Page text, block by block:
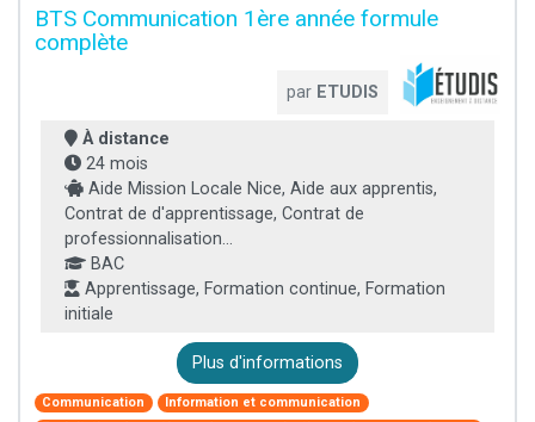
BTS Communication 1ère année formule
complète
par ETUDIS
À distance
24 mois
Aide Mission Locale Nice, Aide aux apprentis,
Contrat de d'apprentissage, Contrat de
professionnalisation...
BAC
Apprentissage, Formation continue, Formation
initiale
Plus d'informations
Communication
Information et communication